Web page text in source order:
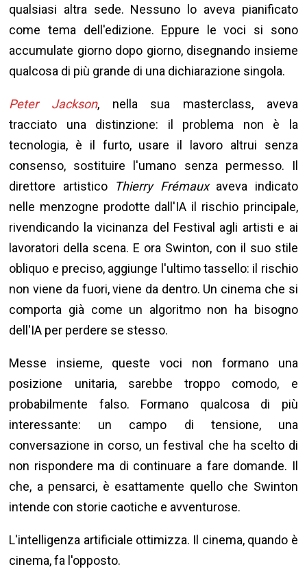
qualsiasi altra sede. Nessuno lo aveva pianificato
come tema dell'edizione. Eppure le voci si sono
accumulate giorno dopo giorno, disegnando insieme
qualcosa di più grande di una dichiarazione singola.
Peter Jackson, nella sua masterclass, aveva
tracciato una distinzione: il problema non è la
tecnologia, è il furto, usare il lavoro altrui senza
consenso, sostituire l'umano senza permesso. Il
direttore artistico
Thierry Frémaux aveva indicato
nelle menzogne prodotte dall'IA il rischio principale,
rivendicando la vicinanza del Festival agli artisti e ai
lavoratori della scena. E ora Swinton, con il suo stile
obliquo e preciso, aggiunge l'ultimo tassello: il rischio
non viene da fuori, viene da dentro. Un cinema che si
comporta già come un algoritmo non ha bisogno
dell'IA per perdere se stesso.
Messe insieme, queste voci non formano una
posizione unitaria, sarebbe troppo comodo, e
probabilmente falso. Formano qualcosa di più
interessante: un campo di tensione, una
conversazione in corso, un festival che ha scelto di
non rispondere ma di continuare a fare domande. Il
che, a pensarci, è esattamente quello che Swinton
intende con storie caotiche e avventurose.
L'intelligenza artificiale ottimizza. Il cinema, quando è
cinema, fa l'opposto.